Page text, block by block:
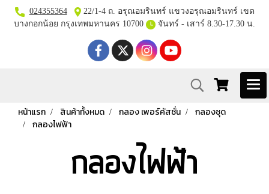
024355364
22/1-4 ถ. อรุณอมรินทร์ แขวงอรุณอมรินทร์ เขต
บางกอกน้อย กรุงเทพมหานคร 10700
จันทร์ - เสาร์ 8.30-17.30 น.
หน้าแรก สินค้าทั้งหมด กลอง เพอร์คัสชั่น
กลองชุด
กลองไฟฟ้า
กลองไฟฟ้า